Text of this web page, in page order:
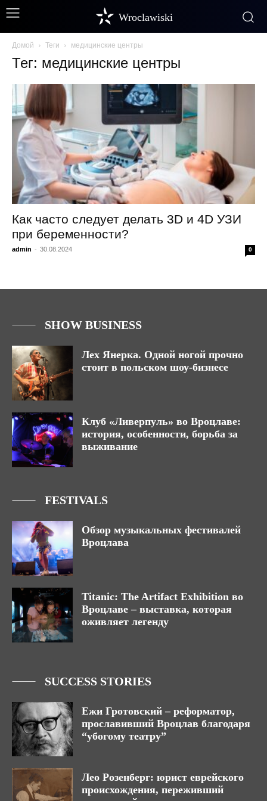
Wroclawiski
Домой Теги медицинские центры
Тег: медицинские центры
Как часто следует делать 3D и 4D УЗИ
при беременности?
admin - 30.08.2024 0
SHOW BUSINESS
Лех Янерка. Одной ногой прочно
стоит в польском шоу-бизнесе
Клуб «Ливерпуль» во Вроцлаве:
история, особенности, борьба за
выживание
FESTIVALS
Обзор музыкальных фестивалей
Вроцлава
Titanic: The Artifact Exhibition во
Вроцлаве – выставка, которая
оживляет легенду
SUCCESS STORIES
Ежи Гротовский – реформатор,
прославивший Вроцлав благодаря
“убогому театру”
Лео Розенберг: юрист еврейского
происхождения, переживший